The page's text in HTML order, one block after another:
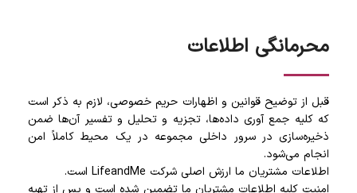
محرمانگی اطلاعات
قبل از توضیح قوانین و اظهارات حریم خصوصی، لازم به ذکر است
که کلیه جمع آوری داده‌ها، تجزیه و تحلیل و تفسیر آن‌ها ضمن
ذخیره‌سازی در سرور داخلی مجموعه در یک محیط کاملاً امن
انجام می‌شود.
اطلاعات مشتریان ما ارزش اصلی شرکت LifeandMe است.
امنیت کلیه اطلاعات مشتریان ما تضمین شده است و پس از تهیه